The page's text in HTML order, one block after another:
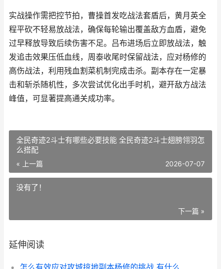
实战操作需把控节拍，曹操首发吃战法套盾后，黄月英全
程平砍不轻易放战法，确保每轮输出覆盖敌方血盾，避免
过早释放导致后续伤害不足。吕布进场后立即放战法，触
发追击效果压低血线，周泰收尾时保留战法，应对杨修的
高伤战法，利用残血割菜机制完成击杀。副本存在一定暴
击和斩杀随机性，多次尝试优化出手时机，避开敌方战法
峰值，可显著提高通关成功率。
全民奇迹2斗士有哪些必要技能 全民奇迹2斗士翅膀翎羽怎
么搭配
« 上一篇 2026-07-07
没有了！
下一篇 »
延伸阅读